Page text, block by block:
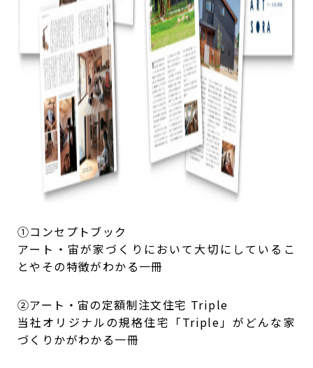
①コンセプトブック
アート・宙が家づくりにおいて大切にしているこ
とやその特徴がわかる一冊
②アート・宙の定額制注文住宅 Triple
当社オリジナルの規格住宅「Triple」がどんな家
づくりかがわかる一冊